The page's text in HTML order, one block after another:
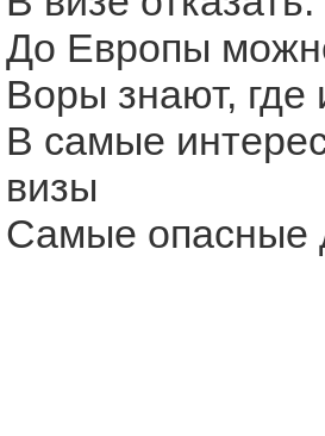
До Европы
Воры знают, где
В самые
визы
Самые опасные